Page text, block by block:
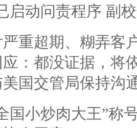
启动问责程序 副
重超期、糊弄客
：都没证据，将
美国交管局保持沟
国小炒肉大王”称